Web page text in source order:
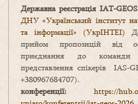
Державна реєстрація IAT-
ДНУ «Український інститут
та інформації» (УкрІНТЕІ)
прийом пропозицій від
приєднання до команди
представлення спікерів IAS-
конференції: https://